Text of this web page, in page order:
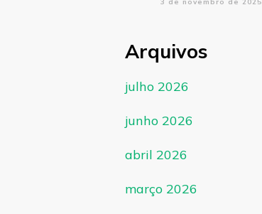
Arquivos
julho 2026
junho 2026
abril 2026
março 2026